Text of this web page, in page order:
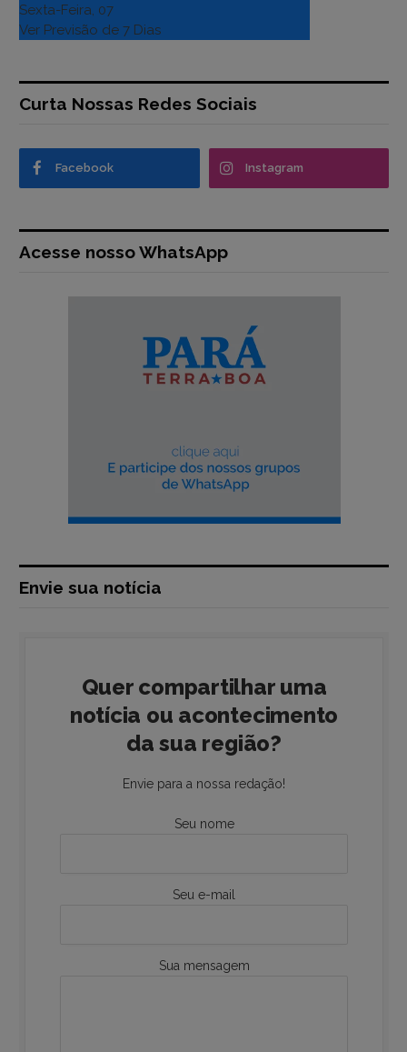
Sexta-Feira, 07
Ver Previsão de 7 Dias
Curta Nossas Redes Sociais
Facebook Instagram
Acesse nosso WhatsApp
Envie sua notícia
Quer compartilhar uma
notícia ou acontecimento
da sua região?
Envie para a nossa redação!
Seu nome
Seu e-mail
Sua mensagem